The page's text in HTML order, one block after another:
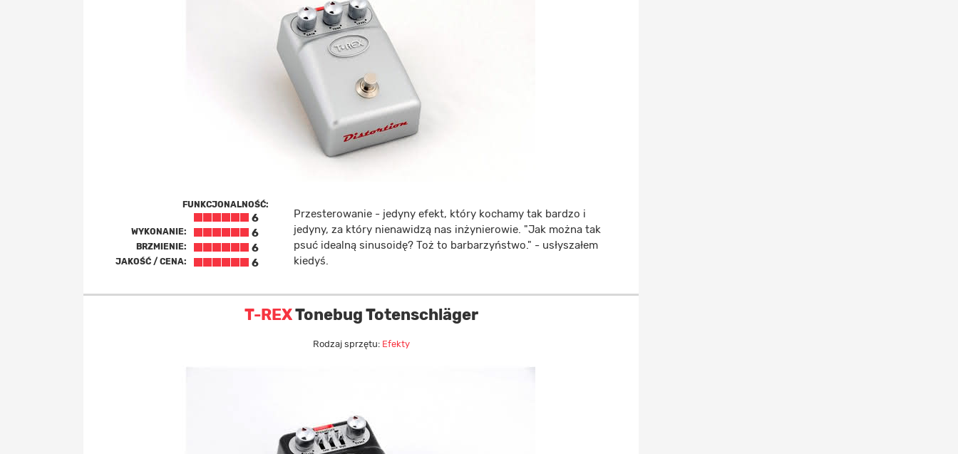
FUNKCJONALNOŚĆ:
6
WYKONANIE: 6
BRZMIENIE: 6
JAKOŚĆ / CENA: 6
Przesterowanie - jedyny efekt, który kochamy tak bardzo i
jedyny, za który nienawidzą nas inżynierowie. "Jak można tak
psuć idealną sinusoidę? Toż to barbarzyństwo." - usłyszałem
kiedyś.
T-REXTonebug Totenschläger
Rodzaj sprzętu: Efekty